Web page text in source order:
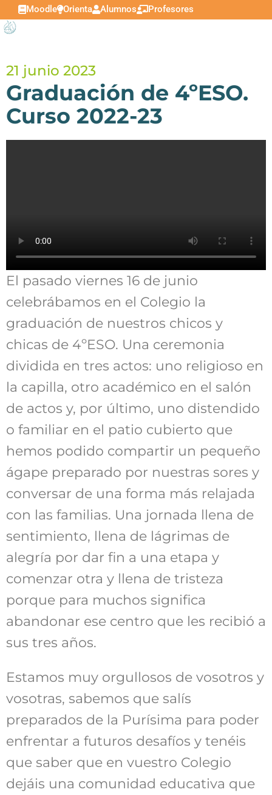
Moodle Orienta Alumnos Profesores
21 junio 2023
Graduación de 4ºESO.
Curso 2022-23
El pasado viernes 16 de junio
celebrábamos en el Colegio la
graduación de nuestros chicos y
chicas de 4ºESO. Una ceremonia
dividida en tres actos: uno religioso en
la capilla, otro académico en el salón
de actos y, por último, uno distendido
o familiar en el patio cubierto que
hemos podido compartir un pequeño
ágape preparado por nuestras sores y
conversar de una forma más relajada
con las familias. Una jornada llena de
sentimiento, llena de lágrimas de
alegría por dar fin a una etapa y
comenzar otra y llena de tristeza
porque para muchos significa
abandonar ese centro que les recibió a
sus tres años.
Estamos muy orgullosos de vosotros y
vosotras, sabemos que salís
preparados de la Purísima para poder
enfrentar a futuros desafíos y tenéis
que saber que en vuestro Colegio
dejáis una comunidad educativa que